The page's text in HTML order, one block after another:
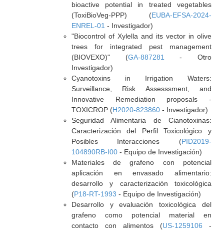
bioactive potential in treated vegetables
(ToxiBioVeg-PPP) (EUBA-EFSA-2024-
ENREL-01 - Investigador)
"Biocontrol of Xylella and its vector in olive
trees for integrated pest management
(BIOVEXO)" (GA-887281
- Otro
Investigador)
Cyanotoxins in Irrigation Waters:
Surveillance, Risk Assesssment, and
Innovative Remediation proposals -
TOXICROP (H2020-823860- Investigador)
Seguridad Alimentaria de Cianotoxinas:
Caracterización del Perfil Toxicológico y
Posibles Interacciones (PID2019-
104890RB-I00- Equipo de Investigación)
Materiales de grafeno con potencial
aplicación en envasado alimentario:
desarrollo y caracterización toxicológica
(P18-RT-1993 - Equipo de Investigación)
Desarrollo y evaluación toxicológica del
grafeno como potencial material en
contacto con alimentos (US-1259106 -